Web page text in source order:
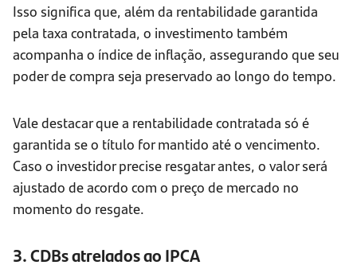
Isso significa que, além da rentabilidade garantida
pela taxa contratada, o investimento também
acompanha o índice de inflação, assegurando que seu
poder de compra seja preservado ao longo do tempo.
Vale destacar que a rentabilidade contratada só é
garantida se o título for mantido até o vencimento.
Caso o investidor precise resgatar antes, o valor será
ajustado de acordo com o preço de mercado no
momento do resgate.
3. CDBs atrelados ao IPCA